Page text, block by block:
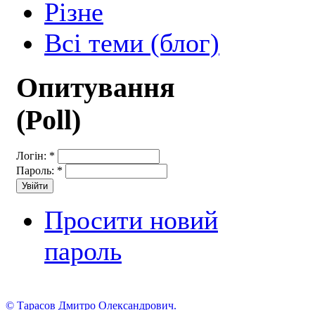
Різне
Всі теми (блог)
Опитування
(Poll)
Логін: *
Пароль: *
Просити новий
пароль
© Тарасов Дмитро Олександрович.